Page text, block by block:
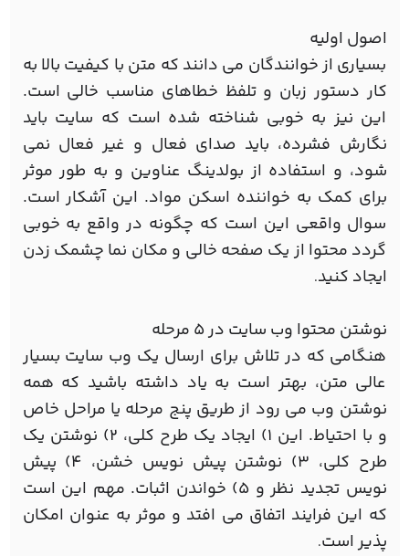
اصول اولیه
بسیاری از خوانندگان می دانند که متن با کیفیت بالا به
کار دستور زبان و تلفظ خطاهای مناسب خالی است.
این نیز به خوبی شناخته شده است که سایت باید
نگارش فشرده، باید صدای فعال و غیر فعال نمی
شود، و استفاده از بولدینگ عناوین و به طور موثر
برای کمک به خواننده اسکن مواد. این آشکار است.
سوال واقعی این است که چگونه در واقع به خوبی
گردد محتوا از یک صفحه خالی و مکان نما چشمک زدن
ایجاد کنید.
نوشتن محتوا وب سایت در 5 مرحله
هنگامی که در تلاش برای ارسال یک وب سایت بسیار
عالی متن، بهتر است به یاد داشته باشید که همه
نوشتن وب می رود از طریق پنج مرحله یا مراحل خاص
و با احتیاط. این 1) ایجاد یک طرح کلی، 2) نوشتن یک
طرح کلی، 3) نوشتن پیش نویس خشن، 4) پیش
نویس تجدید نظر و 5) خواندن اثبات. مهم این است
که این فرایند اتفاق می افتد و موثر به عنوان امکان
پذیر است.